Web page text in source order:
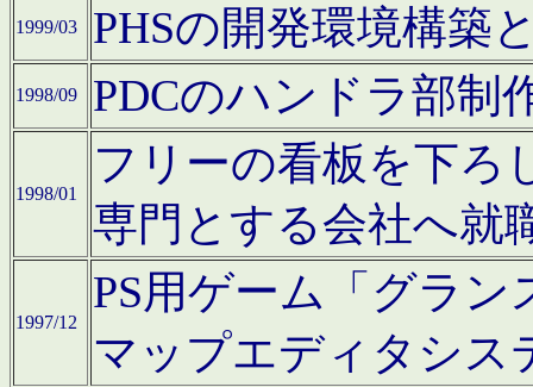
1999/03 PHSの開発環境構築
1998/09 PDCのハンドラ部制
1998/01
フリーの看板を下ろ
専門とする会社へ就
1997/12
PS用ゲーム「グラン
マップエディタシス